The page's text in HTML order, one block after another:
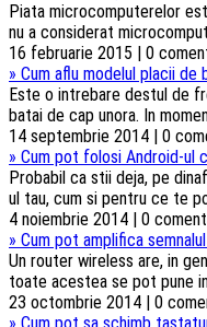
Piata microcomputerelor
nu a considerat
16 februarie 2015 | 0
» Cum aflu modelul placii de
Este o intrebare destul de
batai de cap unora. In
14 septembrie 2014 | 0
» Cum pot folosi Android-ul
Probabil ca stii deja, pe
ul tau, cum si pentru ce te
4 noiembrie 2014 | 0
» Cum pot amplifica
Un router wireless are, in
toate acestea se pot pune
23 octombrie 2014 | 0